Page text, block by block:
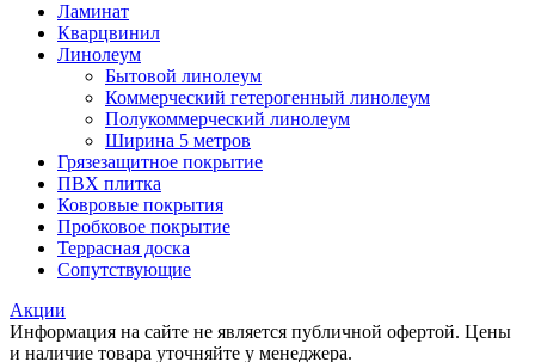
Ламинат
Кварцвинил
Линолеум
Бытовой линолеум
Коммерческий гетерогенный линолеум
Полукоммерческий линолеум
Ширина 5 метров
Грязезащитное покрытие
ПВХ плитка
Ковровые покрытия
Пробковое покрытие
Террасная доска
Сопутствующие
Акции
Информация на сайте не является публичной офертой. Цены
и наличие товара уточняйте у менеджера.